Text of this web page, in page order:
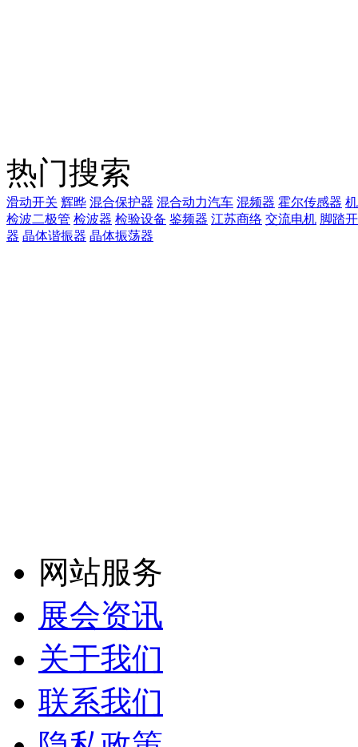
热门搜索
滑动开关 辉晔 混合保护器 混合动力汽车 混频器 霍尔传感器
检波二极管 检波器 检验设备 鉴频器 江苏商络 交流电机 脚踏
器 晶体谐振器 晶体振荡器
网站服务
展会资讯
关于我们
联系我们